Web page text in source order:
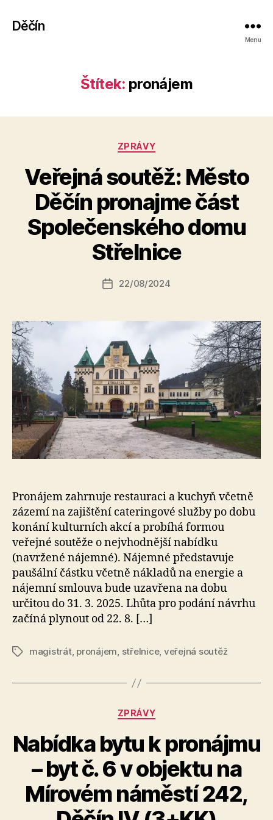
Děčín
Menu
Štítek: pronájem
Rubriky
ZPRÁVY
Veřejná soutěž: Město
Děčín pronajme část
Společenského domu
Střelnice
Autor
příspěvku
A
u
o
a
s
Datum
22/08/2024
Pronájem zahrnuje restauraci a kuchyň včetně
zázemí na zajištění cateringové služby po dobu
konání kulturních akcí a probíhá formou
veřejné soutěže o nejvhodnější nabídku
(navržené nájemné). Nájemné představuje
paušální částku včetně nákladů na energie a
nájemní smlouva bude uzavřena na dobu
určitou do 31. 3. 2025. Lhůta pro podání návrhu
začíná plynout od 22. 8. […]
Štítkymagistrát, pronájem, střelnice, veřejná soutěž
Rubriky
ZPRÁVY
Nabídka bytu k pronájmu
– byt č. 6 v objektu na
Mírovém náměstí 242,
A
u
t